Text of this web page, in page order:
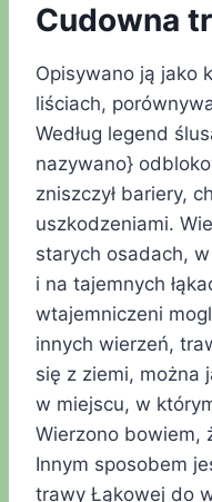
Cudowna
Opisywano ją jako
liściach,
Według legend
nazywano}
zniszczył bariery,
uszkodzeniami.
starych osadach,
i na tajemnych
wtajemniczeni
innych wierzeń,
się z ziemi, można
w miejscu, w
Wierzono bowiem,
Innym sposobem
trawy Łąkowej do